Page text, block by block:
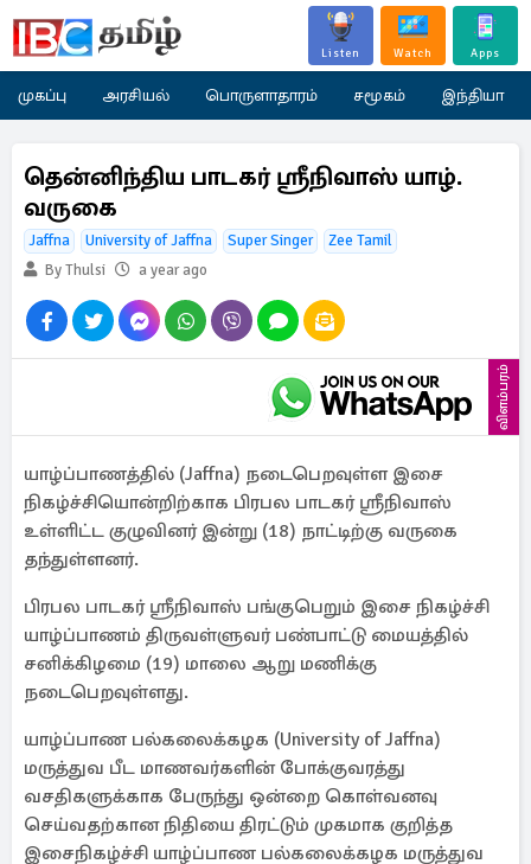
Listen Watch Apps
முகப்பு அரசியல் பொருளாதாரம் சமூகம் இந்தியா
தென்னிந்திய பாடகர் ஸ்ரீநிவாஸ் யாழ்.
வருகை
Jaffna University of Jaffna Super Singer
Zee Tamil
By Thulsi
a year ago
விளம்பரம்
யாழ்ப்பாணத்தில் (Jaffna) நடைபெறவுள்ள இசை
நிகழ்ச்சியொன்றிற்காக பிரபல பாடகர் ஸ்ரீநிவாஸ்
உள்ளிட்ட குழுவினர் இன்று (18) நாட்டிற்கு வருகை
தந்துள்ளனர்.
பிரபல பாடகர் ஶ்ரீநிவாஸ் பங்குபெறும் இசை நிகழ்ச்சி
யாழ்ப்பாணம் திருவள்ளுவர் பண்பாட்டு மையத்தில்
சனிக்கிழமை (19) மாலை ஆறு மணிக்கு
நடைபெறவுள்ளது.
யாழ்ப்பாண பல்கலைக்கழக (University of Jaffna)
மருத்துவ பீட மாணவர்களின் போக்குவரத்து
வசதிகளுக்காக பேருந்து ஒன்றை கொள்வனவு
செய்வதற்கான நிதியை திரட்டும் முகமாக குறித்த
இசைநிகழ்ச்சி யாழ்ப்பாண பல்கலைக்கழக மருத்துவ